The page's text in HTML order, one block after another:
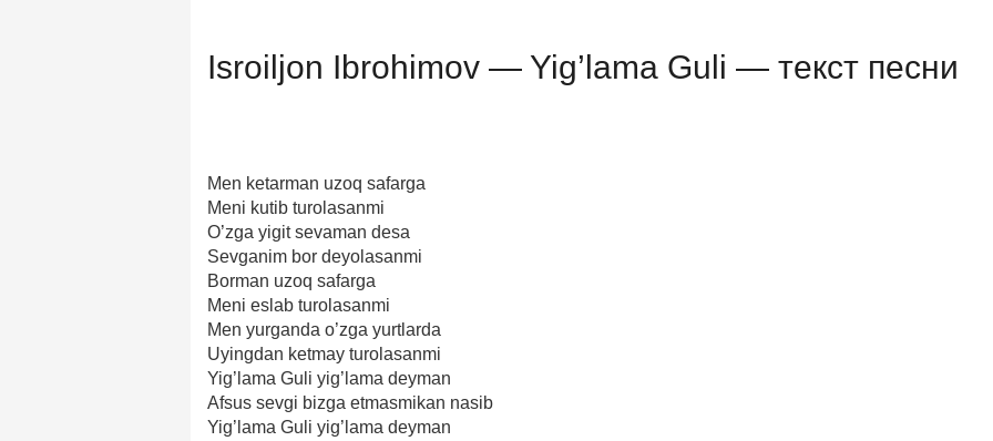
Isroiljon Ibrohimov — Yig’lama Guli — текст песни
Men ketarman uzoq safarga
Meni kutib turolasanmi
O’zga yigit sevaman desa
Sevganim bor deyolasanmi
Borman uzoq safarga
Meni eslab turolasanmi
Men yurganda o’zga yurtlarda
Uyingdan ketmay turolasanmi
Yig’lama Guli yig’lama deyman
Afsus sevgi bizga etmasmikan nasib
Yig’lama Guli yig’lama deyman